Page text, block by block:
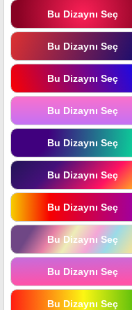
Bu Dizaynı Seç
Bu Dizaynı Seç
Bu Dizaynı Seç
Bu Dizaynı Seç
Bu Dizaynı Seç
Bu Dizaynı Seç
Bu Dizaynı Seç
Bu Dizaynı Seç
Bu Dizaynı Seç
Bu Dizaynı Seç